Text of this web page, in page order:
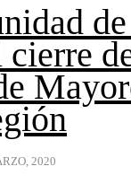
cierre
2020